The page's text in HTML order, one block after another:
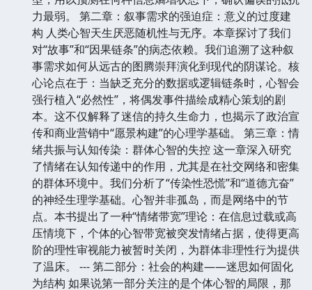
力最弱。 第二章：叙事需求的强迫症：意义的过度建
构 人类心智天生厌恶随机性与无序。本章探讨了我们
对“故事”和“因果链条”的病态依赖。我们追溯了这种叙
事需求如何从远古的图腾崇拜演化到现代的阴谋论。核
心论点在于：当缺乏充分的数据或逻辑链条时，心智会
强行植入“必然性”，将偶发事件描绘成精心策划的剧
本。这不仅解释了迷信的持久生命力，也揭示了政治宣
传和商业营销中“愿景构建”的心理学基础。 第三章：情
绪共振与认知传染：群体心智的失控 这一章深入研究
了情绪在认知传递中的作用，尤其是在社交网络和密集
的群体环境中。我们分析了“传染性恐慌”和“道德亢奋”
的神经生理学基础。心智并非孤岛，而是网络中的节
点。本书提出了一种“情绪带宽”理论：在信息过载或高
压情境下，个体的心智带宽被突发情绪占据，使得更高
阶的理性审视能力被暂时关闭，为群体非理性行为提供
了温床。 --- 第二部分：社会的构建——迷思如何固化
为结构 如果说第一部分关注的是个体心智的局限，那